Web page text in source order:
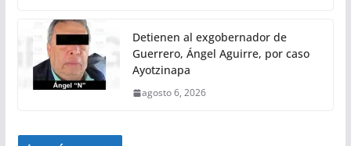
Detienen al exgobernador de
Guerrero, Ángel Aguirre, por caso
Ayotzinapa
agosto 6, 2026